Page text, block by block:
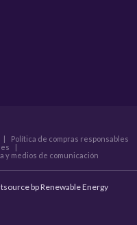
|
Política de compras responsables
|
y medios de comunicación
bp Renewable Energy